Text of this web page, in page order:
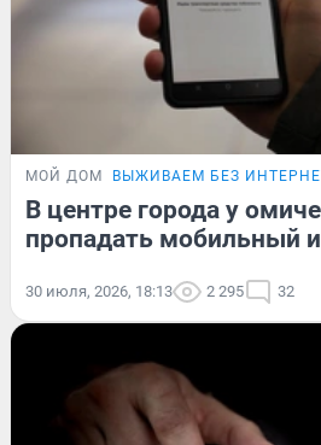
МОЙ ДОМ ВЫЖИВАЕМ БЕЗ
В центре города у
пропадать мобильный
30 июля, 2026, 18:13 2 295 32